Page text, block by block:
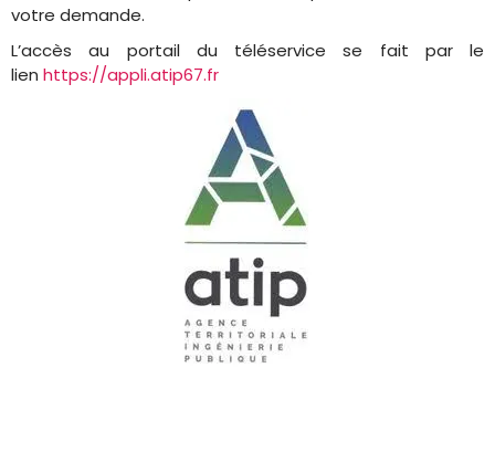
votre demande.
L’accès au portail du téléservice se fait par le
lien https://appli.atip67.fr